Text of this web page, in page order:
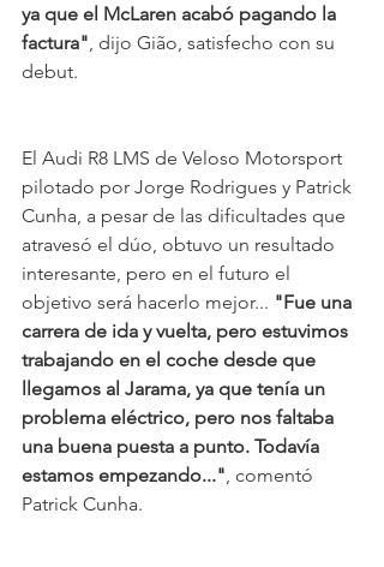
ya que el McLaren acabó pagando la
factura", dijo Gião, satisfecho con su
debut.
El Audi R8 LMS de Veloso Motorsport
pilotado por Jorge Rodrigues y Patrick
Cunha, a pesar de las dificultades que
atravesó el dúo, obtuvo un resultado
interesante, pero en el futuro el
objetivo será hacerlo mejor... "Fue una
carrera de ida y vuelta, pero estuvimos
trabajando en el coche desde que
llegamos al Jarama, ya que tenía un
problema eléctrico, pero nos faltaba
una buena puesta a punto. Todavía
estamos empezando...", comentó
Patrick Cunha.